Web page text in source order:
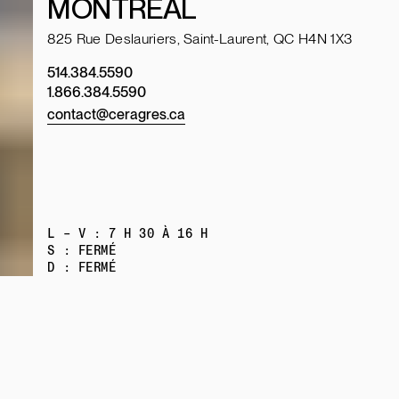
MONTRÉAL
825 Rue Deslauriers, Saint-Laurent, QC H4N 1X3
514.384.5590
1.866.384.5590
contact@ceragres.ca
L – V : 7 H 30 À 16 H
S : FERMÉ
D : FERMÉ